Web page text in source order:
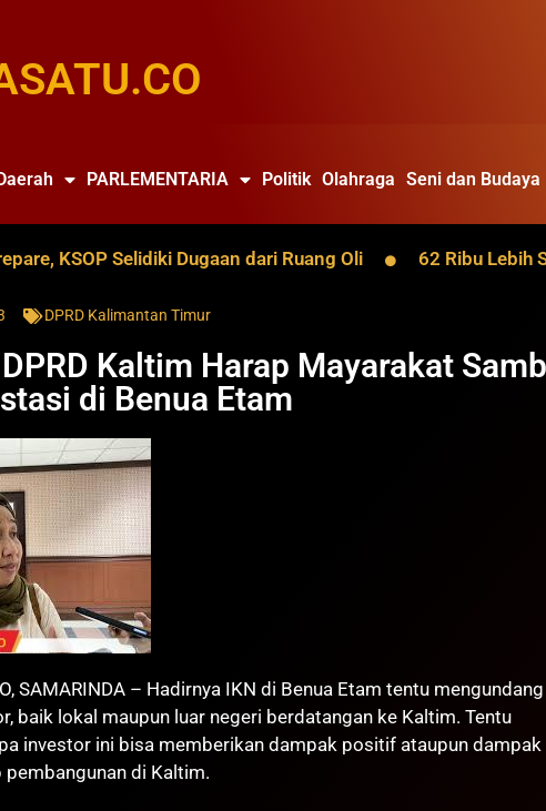
Daerah PARLEMENTARIA Politik Olahraga Seni dan Budaya
KSOP Selidiki Dugaan dari Ruang Oli 62 Ribu Lebih
DPRD Kalimantan Timur
Kaltim Harap Mayarakat
di Benua Etam
SAMARINDA – Hadirnya IKN di Benua Etam tentu mengundang
baik lokal maupun luar negeri berdatangan ke Kaltim. Tentu
investor ini bisa memberikan dampak positif ataupun dampak
di Kaltim.